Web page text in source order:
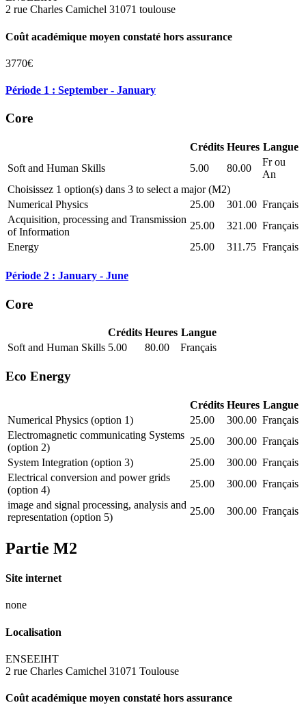
2 rue Charles Camichel 31071 toulouse
Coût académique moyen constaté hors assurance
3770€
Période 1 : September - January
Core
Crédits Heures Langue
Soft and Human Skills
5.00 80.00
Fr ou
An
Choisissez 1 option(s) dans 3 to select a major (M2)
Numerical Physics
25.00 301.00 Français
Acquisition, processing and Transmission
of Information
25.00 321.00 Français
Energy
25.00 311.75 Français
Période 2 : January - June
Core
Crédits Heures Langue
Soft and Human Skills 5.00 80.00 Français
Eco Energy
Crédits Heures Langue
Numerical Physics (option 1)
25.00 300.00 Français
Electromagnetic communicating Systems
(option 2)
25.00 300.00 Français
System Integration (option 3)
25.00 300.00 Français
Electrical conversion and power grids
(option 4)
25.00 300.00 Français
image and signal processing, analysis and
representation (option 5)
25.00 300.00 Français
Partie M2
Site internet
none
Localisation
ENSEEIHT
2 rue Charles Camichel 31071 Toulouse
Coût académique moyen constaté hors assurance